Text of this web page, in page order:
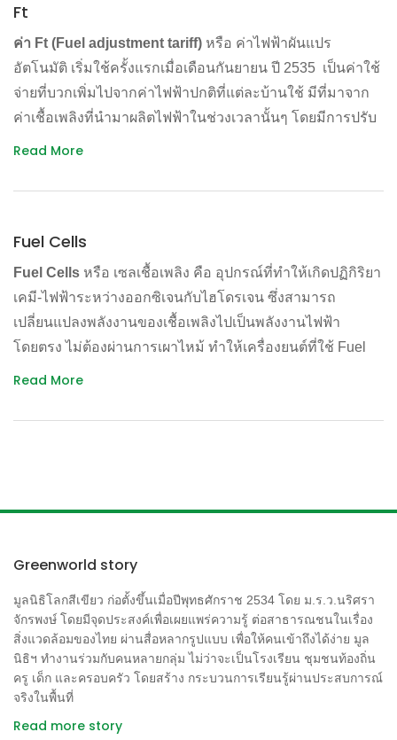
แม้ ระยะทางอาหารจะมีความสัมพันธ์กับการขนส่ง การใช้
พลังงาน และผลกระทบต่อสิ่งแวดล้อม แต่การขายสินค้าใน
ปัจจุบันที่เป็นไปในลักษณะการแข่งขันกันในตลาดสมบูรณ์ ก็
ทำให้การกำหนดราคาสินค้าไม่ได้ใช้ต้นทุนเป็นพื้นฐาน
(Cost-plus-pricing) แต่จำต้องขายสินค้าในราคาใกล้เคียงกัน
แม้ต้นทุนจะต่างกัน ผู้บริโภคจึงไม่สามารถรับรู้ได้ถึงต้นทุน
นั้นมุ่งปลูกพืชเศรษฐกิจเพียงไม่กี่ชนิด จนทำให้พันธุ์พืชพื้นถิ่น
หายไป ก่อให้เกิดการสูญเสียความหลากหลายทางชีวภาพ
ด้วยเหตุนี้ ในต่างประเทศจึงมีการรณรงค์ให้ผู้บริโภคเลือกซื้อ
บริโภคอาหารที่ผลิตได้ในท้องถิ่นระยะไม่เกิน 100 ไมล์ (160
อินทรีย์ เพราะถือว่าสินค้านั้นมีส่วนสร้างผลกระทบต่อสิ่ง
อย่างไรก็ดี มีการตั้งข้อสังเกตว่า ถึงแม้ระยะทางอาหารจะมี
ส่วนสร้างผลกระทบต่อสิ่งแวดล้อม แต่ก็เป็นเพียงหนึ่งในหลาย
ปัจจัย เนื่องจากพลังงานที่ใช้ในการขนส่งอาหารเป็นเพียง
พลังงานส่วนหนึ่งที่ใช้ใน กระบวนการผลิตอาหารทั้งหมด
ตัวอย่างงานวิจัยชิ้นหนึ่งที่แสดงให้เห็นถึงข้อสังเกตดังกล่าวคือ
การศึกษาเปรียบเทียบการปล่อยคาร์บอนไดออกไซด์จาก
Ft
ค่า Ft (Fuel adjustment tariff) หรือ ค่าไฟฟ้าผันแปร
อัตโนมัติ เริ่มใช้ครั้งแรกเมื่อเดือนกันยายน ปี 2535 เป็นค่าใช้
จ่ายที่บวกเพิ่มไปจากค่าไฟฟ้าปกติที่แต่ละบ้านใช้ มีที่มาจาก
ค่าเชื้อเพลิงที่นำมาผลิตไฟฟ้าในช่วงเวลานั้นๆ โดยมีการปรับ
เปลี่ยนเพิ่มขึ้นหรือลดลงตามการเปลี่ยนแปลงของต้นทุนค่าใช้
จำเป็นที่จะต้องรับผิดชอบในส่วนต่างที่เกิดขึ้นด้วย โดยมีจุด
ต้นทุนที่ แท้จริงมากที่สุด เพื่อที่จะไม่ให้ภาระจากความผันผวน
ของค่าเชื้อเพลิงมากระทบกับฐานะการเงิน ของการไฟฟ้า
แต่ความไม่ชัดเจนและคลุมเครือของที่มาในค่า Ft ถูกตั้ง
คำถามว่าท้ายที่สุดอาจจะเป็นเพียงช่องทางในการแก้ปัญหา
การดำเนินงาน ของทางการไฟฟ้า ด้วยการผลักภาระต่างๆ มา
ให้กับประชาชนหรือไม่
รายละเอียดของค่า Ft และได้ทราบว่า มีการนำค่าใช้จ่ายใน
สอบนำไปสู่การตัดต้นทุนนอกเหนือค่าเชื้อเพลิงออกไป ทำให้
ตั้งแต่เดือนตุลาคม 2548 เป็นต้นมา ที่มาในการคำนวณสูตร
Ft จึงเหลือเพียง ต้นทุนค่าเชื้อเพลิงที่ใช้ในการผลิตไฟฟ้าของ
กฟผ. และค่าซื้อไฟฟ้าจากผู้ผลิตเอกชนและประเทศเพื่อนบ้าน
Read More
Fuel Cells
Fuel Cells หรือ เซลเชื้อเพลิง คือ อุปกรณ์ที่ทำให้เกิดปฏิกิริยา
เคมี-ไฟฟ้าระหว่างออกซิเจนกับไฮโดรเจน ซึ่งสามารถ
เปลี่ยนแปลงพลังงานของเชื้อเพลิงไปเป็นพลังงานไฟฟ้า
โดยตรง ไม่ต้องผ่านการเผาไหม้ ทำให้เครื่องยนต์ที่ใช้ Fuel
Cells ไม่ก่อให้เกิดมลภาวะทางอากาศ สำหรับการทำงานของ
สามารถอัดประจุใหม่ได้เรื่อยๆ Fuel Cells มีหลายชนิด แต่ทุก
Read More
Greenworld story
มูลนิธิโลกสีเขียว ก่อตั้งขึ้นเมื่อปีพุทธศักราช 2534 โดย ม.ร.ว.นริศรา
จักรพงษ์ โดยมีจุดประสงค์เพื่อเผยแพร่ความรู้ ต่อสาธารณชนในเรื่อง
สิ่งแวดล้อมของไทย ผ่านสื่อหลากรูปแบบ เพื่อให้คนเข้าถึงได้ง่าย มูล
นิธิฯ ทำงานร่วมกับคนหลายกลุ่ม ไม่ว่าจะเป็นโรงเรียน ชุมชนท้องถิ่น
ครู เด็ก และครอบครัว โดยสร้าง กระบวนการเรียนรู้ผ่านประสบการณ์
จริงในพื้นที่
Read more story